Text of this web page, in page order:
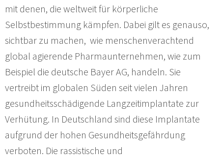
mit denen, die weltweit für körperliche
Selbstbestimmung kämpfen. Dabei gilt es genauso,
sichtbar zu machen, wie menschenverachtend
global agierende Pharmaunternehmen, wie zum
Beispiel die deutsche Bayer AG, handeln. Sie
vertreibt im globalen Süden seit vielen Jahren
gesundheitsschädigende Langzeitimplantate zur
Verhütung. In Deutschland sind diese Implantate
aufgrund der hohen Gesundheitsgefährdung
verboten. Die rassistische und